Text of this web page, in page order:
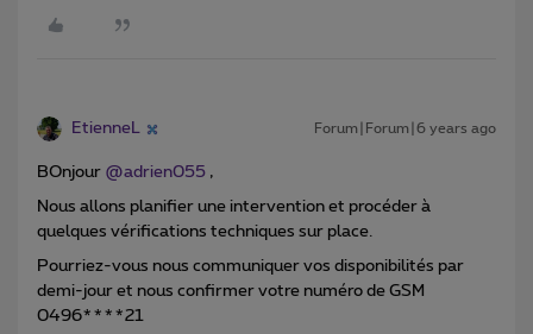
EtienneL Forum|Forum|6 years ago
BOnjour @adrien055 ,
Nous allons planifier une intervention et procéder à
quelques vérifications techniques sur place.
Pourriez-vous nous communiquer vos disponibilités par
demi-jour et nous confirmer votre numéro de GSM
0496****21